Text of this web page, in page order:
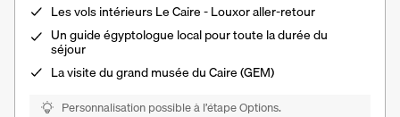
Lesvols intérieurs Le Caire - Louxoraller-retour
Unguide égyptologue localpour toute la durée du
séjour
La visite du grand musée du Caire (GEM)
Personnalisation possible à l’étape Options.